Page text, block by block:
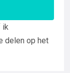
ik
delen op het